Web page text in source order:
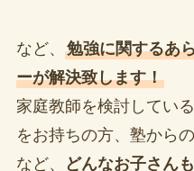
など、 勉強に関するあ
ーが解決致します！
家庭教師を検討してい
をお持ちの方、塾から
など、
どんなお子さん